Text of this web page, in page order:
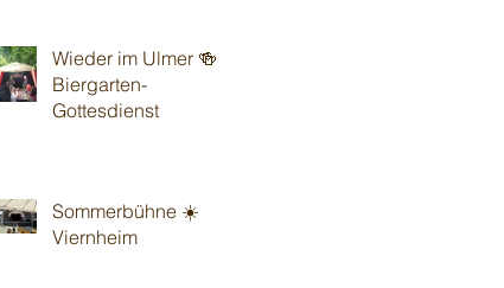
Wieder im Ulmer 🍻
Biergarten-
Gottesdienst
Sommerbühne ☀️
Viernheim